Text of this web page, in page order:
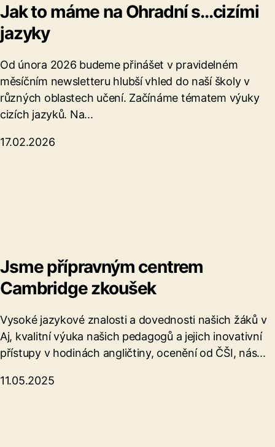
Jak to máme na Ohradní s...cizími
jazyky
Od února 2026 budeme přinášet v pravidelném
měsíčním newsletteru hlubší vhled do naší školy v
různých oblastech učení. Začínáme tématem výuky
cizích jazyků. Na...
17.02.2026
Jsme přípravným centrem
Cambridge zkoušek
Vysoké jazykové znalosti a dovednosti našich žáků v
Aj, kvalitní výuka našich pedagogů a jejich inovativní
přístupy v hodinách angličtiny, ocenění od ČŠI, nás...
11.05.2025